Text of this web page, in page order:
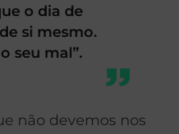
o dia de
si mesmo.
seu mal”.
não devemos nos